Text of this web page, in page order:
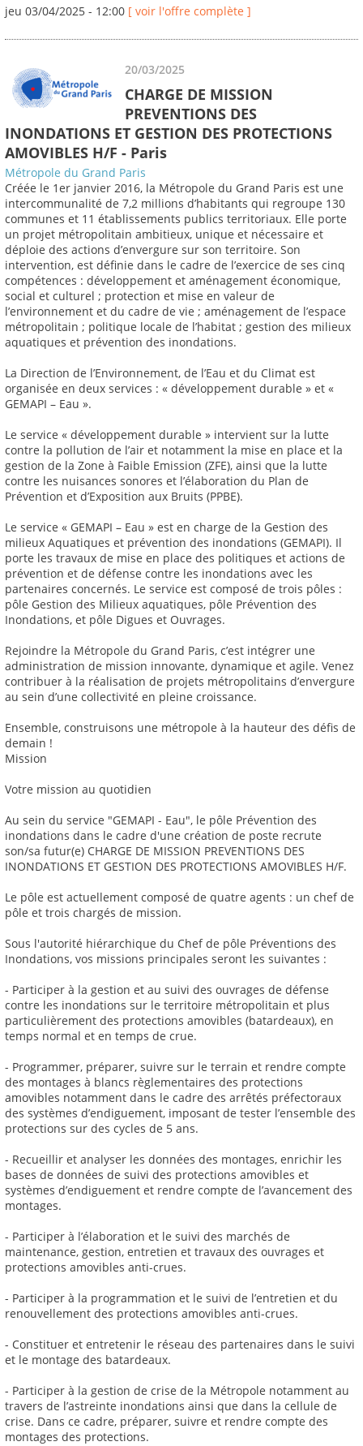
jeu 03/04/2025 - 12:00 [ voir l'offre complète ]
20/03/2025
CHARGE DE MISSION
PREVENTIONS DES
INONDATIONS ET GESTION DES PROTECTIONS
AMOVIBLES H/F - Paris
Métropole du Grand Paris
Créée le 1er janvier 2016, la Métropole du Grand Paris est une
intercommunalité de 7,2 millions d’habitants qui regroupe 130
communes et 11 établissements publics territoriaux. Elle porte
un projet métropolitain ambitieux, unique et nécessaire et
déploie des actions d’envergure sur son territoire. Son
intervention, est définie dans le cadre de l’exercice de ses cinq
compétences : développement et aménagement économique,
social et culturel ; protection et mise en valeur de
l’environnement et du cadre de vie ; aménagement de l’espace
métropolitain ; politique locale de l’habitat ; gestion des milieux
aquatiques et prévention des inondations.
La Direction de l’Environnement, de l’Eau et du Climat est
organisée en deux services : « développement durable » et «
GEMAPI – Eau ».
Le service « développement durable » intervient sur la lutte
contre la pollution de l’air et notamment la mise en place et la
gestion de la Zone à Faible Emission (ZFE), ainsi que la lutte
contre les nuisances sonores et l’élaboration du Plan de
Prévention et d’Exposition aux Bruits (PPBE).
Le service « GEMAPI – Eau » est en charge de la Gestion des
milieux Aquatiques et prévention des inondations (GEMAPI). Il
porte les travaux de mise en place des politiques et actions de
prévention et de défense contre les inondations avec les
partenaires concernés. Le service est composé de trois pôles :
pôle Gestion des Milieux aquatiques, pôle Prévention des
Inondations, et pôle Digues et Ouvrages.
Rejoindre la Métropole du Grand Paris, c’est intégrer une
administration de mission innovante, dynamique et agile. Venez
contribuer à la réalisation de projets métropolitains d’envergure
au sein d’une collectivité en pleine croissance.
Ensemble, construisons une métropole à la hauteur des défis de
demain !
Mission
Votre mission au quotidien
Au sein du service "GEMAPI - Eau", le pôle Prévention des
inondations dans le cadre d'une création de poste recrute
son/sa futur(e) CHARGE DE MISSION PREVENTIONS DES
INONDATIONS ET GESTION DES PROTECTIONS AMOVIBLES H/F.
Le pôle est actuellement composé de quatre agents : un chef de
pôle et trois chargés de mission.
Sous l'autorité hiérarchique du Chef de pôle Préventions des
Inondations, vos missions principales seront les suivantes :
- Participer à la gestion et au suivi des ouvrages de défense
contre les inondations sur le territoire métropolitain et plus
particulièrement des protections amovibles (batardeaux), en
temps normal et en temps de crue.
- Programmer, préparer, suivre sur le terrain et rendre compte
des montages à blancs règlementaires des protections
amovibles notamment dans le cadre des arrêtés préfectoraux
des systèmes d’endiguement, imposant de tester l’ensemble des
protections sur des cycles de 5 ans.
- Recueillir et analyser les données des montages, enrichir les
bases de données de suivi des protections amovibles et
systèmes d’endiguement et rendre compte de l’avancement des
montages.
- Participer à l’élaboration et le suivi des marchés de
maintenance, gestion, entretien et travaux des ouvrages et
protections amovibles anti-crues.
- Participer à la programmation et le suivi de l’entretien et du
renouvellement des protections amovibles anti-crues.
- Constituer et entretenir le réseau des partenaires dans le suivi
et le montage des batardeaux.
- Participer à la gestion de crise de la Métropole notamment au
travers de l’astreinte inondations ainsi que dans la cellule de
crise. Dans ce cadre, préparer, suivre et rendre compte des
montages des protections.